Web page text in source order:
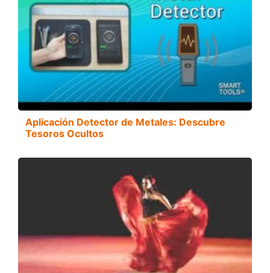
Aplicación Detector de Metales: Descubre
Tesoros Ocultos